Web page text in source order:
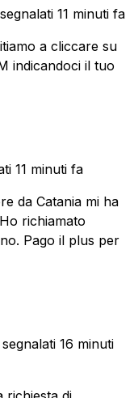
11 minuti fa
a cliccare su
indicandoci il tuo
11 minuti fa
da Catania mi ha
richiamato
Pago il plus per
16 minuti